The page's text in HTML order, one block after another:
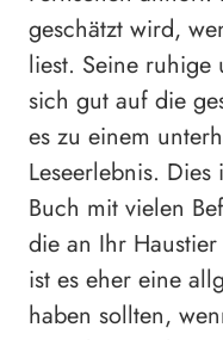
geschätzt wird,
liest. Seine
sich gut auf die
es zu einem
Leseerlebnis. Dies
Buch mit vielen
die an Ihr
ist es eher eine
haben sollten,